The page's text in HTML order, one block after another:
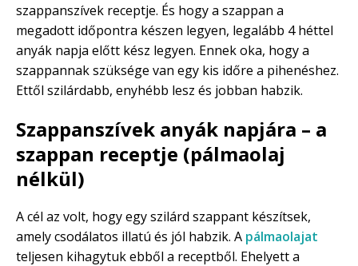
szappanszívek receptje. És hogy a szappan a
megadott időpontra készen legyen, legalább 4 héttel
anyák napja előtt kész legyen. Ennek oka, hogy a
szappannak szüksége van egy kis időre a pihenéshez.
Ettől szilárdabb, enyhébb lesz és jobban habzik.
Szappanszívek anyák napjára – a
szappan receptje (pálmaolaj
nélkül)
A cél az volt, hogy egy szilárd szappant készítsek,
amely csodálatos illatú és jól habzik. A pálmaolajat
teljesen kihagytuk ebből a receptből. Ehelyett a